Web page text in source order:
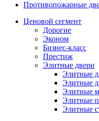
Противопожарные
Ценовой сегмент
Дорогие
Эконом
Бизнес-класс
Престиж
Элитные двери
Элитные
Элитные
Элитные
Элитные
Элитные